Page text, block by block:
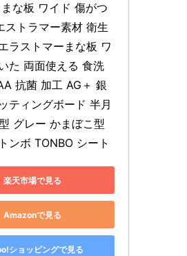
な板 ワイド 傷がつ
ストラマー素材 衛生
ラストマーまな板 ワ
た 両面使える 食洗
抗菌 加工 AG＋ 銀
ティングボード 半月
グレー かまぼこ型
ンボ TONBO シート
楽天市場で見る
Amazonで見る
ショッピングで見る